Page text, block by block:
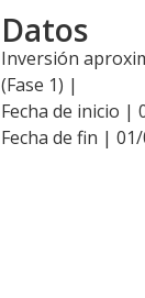
Datos
Inversión
(Fase 1) |
Fecha de inicio |
Fecha de fin |